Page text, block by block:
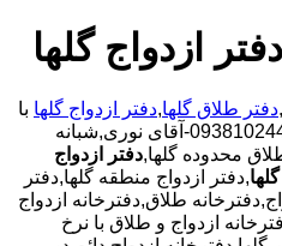
ازدواج گلها
,دفتر طلاق گلها,دفتر ازدواج گلها با
تخفیف ویژه مشاوره رایگان,09381024452-آقای نوری,شبانه
محدوده گلها,دفتر ازدواج
,دفتر ازدواج منطقه گلها,دفتر
طلاق,دفترخانه ازدواج
ازدواج و طلاق با نرخ